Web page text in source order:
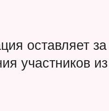
оставляет
участников